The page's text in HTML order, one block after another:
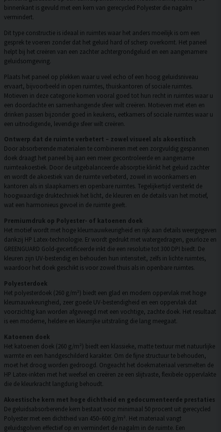
binnenkant is gevuld met een kern van gerecycled Polyester die nagalm
vermindert.
Dit type constructie is ideaal in ruimtes waar het anders moeilijk is om een
gesprek te voeren zonder dat het geluid hard of scherp overkomt. Het paneel
helpt bij het creëren van een zachter achtergrondgeluid en een aangenamere
geluidsomgeving.
Plaats het paneel op plekken waar u veel echo of een hoog geluidsniveau
ervaart, bijvoorbeeld in open ruimtes, thuiskantoren of sociale ruimtes.
Motieven in deze categorie komen vooral goed tot hun recht in ruimtes waar u
een doordachte en samenhangende sfeer wilt creëren. Motieven met eten en
drinken passen bijzonder goed in keukens, eetkamers of sociale ruimtes waar u
een uitnodigende, levendige sfeer wilt creëren.
Ontwerp dat de ruimte verbetert – zowel visueel als akoestisch
Door absorberende materialen te combineren met een zorgvuldig gespannen
doek draagt het paneel bij aan een meer gecontroleerde en aangename
ruimteakoestiek. Door de uitgebalanceerde absorptie klinkt het geluid zachter
en wordt de akoestiek van de ruimte verbeterd, zowel in woonkamers en
kantoren als in slaapkamers en openbare ruimtes. Tegelijkertijd versterkt de
hoogwaardige druktechniek het licht, de kleuren en de details van het motief,
wat een harmonieus gevoel in de ruimte geeft.
Premiumdruk op Polyester- of katoenen doek
Het motief wordt met hoge kleurnauwkeurigheid en rijk aan details weergegeven
dankzij HP Latex-technologie. Er wordt gedrukt met watergedragen, geurloze en
GREENGUARD Gold-gecertificeerde inkt die een resolutie tot 300 DPI biedt. De
kleuren zijn UV-bestendig en behouden hun intensiteit, zelfs in lichte ruimtes,
waardoor het doek geschikt is voor zowel thuis als in openbare ruimtes.
Polyesterdoek
Het polyesterdoek (260 g/m²) biedt een glad en modern oppervlak met hoge
kleurnauwkeurigheid, zeer goede UV-bestendigheid en een oppervlak dat
voorzichtig kan worden afgeveegd met een vochtige, zachte doek. Het resultaat
is een moderne, heldere en kleurrijke uitstraling die lang meegaat.
Katoenen doek
Het katoenen doek (260 g/m²) biedt een klassieke, matte textuur met natuurlijke
warmte en een handgeschilderd karakter. Om de fijne structuur te behouden,
moet het droog worden gedroogd. Ongeacht het doekmateriaal versmelten de
HP Latex-inkten met het weefsel en creëren ze een slijtvaste, flexibele oppervlakte
die de kleurkracht langdurig behoudt.
Akoestische kern met hoge dichtheid en gedocumenteerde prestaties
De geluidsabsorberende kern bestaat voor minimaal 50 procent uit gerecycled
Polyester met een dichtheid van 450–600 g/m². Het materiaal vangt
geluidsgolven effectief op en vermindert de nagalm in de ruimte. Een